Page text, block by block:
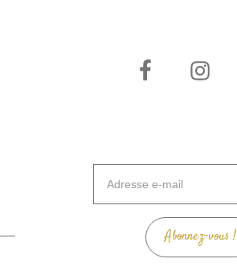
mail
Abonnez-vous !